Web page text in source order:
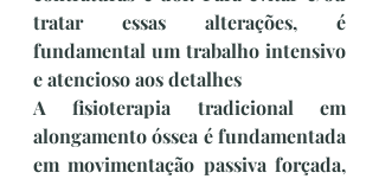
tratar essas alterações, é
fundamental um trabalho intensivo
e atencioso aos detalhes
A fisioterapia tradicional em
alongamento óssea é fundamentada
em movimentação passiva forçada,